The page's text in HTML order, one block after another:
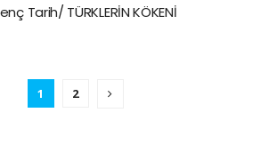
Tarih/ TÜRKLERİN KÖKENİ
1 2